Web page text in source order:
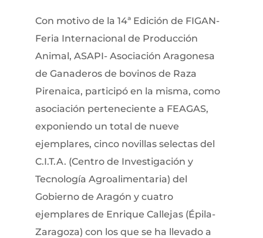
Con motivo de la 14ª Edición de FIGAN-
Feria Internacional de Producción
Animal, ASAPI- Asociación Aragonesa
de Ganaderos de bovinos de Raza
Pirenaica, participó en la misma, como
asociación perteneciente a FEAGAS,
exponiendo un total de nueve
ejemplares, cinco novillas selectas del
C.I.T.A. (Centro de Investigación y
Tecnología Agroalimentaria) del
Gobierno de Aragón y cuatro
ejemplares de Enrique Callejas (Épila-
Zaragoza) con los que se ha llevado a